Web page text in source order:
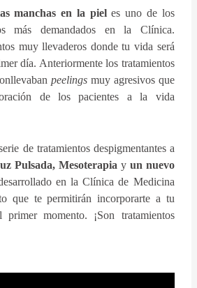
manchas en la pieles uno de los
más demandados en la Clínica.
muy llevaderos donde tu vida será
día. Anteriormente los tratamientos
peelingsmuy agresivos que
de los pacientes a la vida
de tratamientos despigmentantes a
Pulsada, Mesoterapia y un nuevo
en la Clínica de Medicina
que te permitirán incorporarte a tu
momento. ¡Son tratamientos